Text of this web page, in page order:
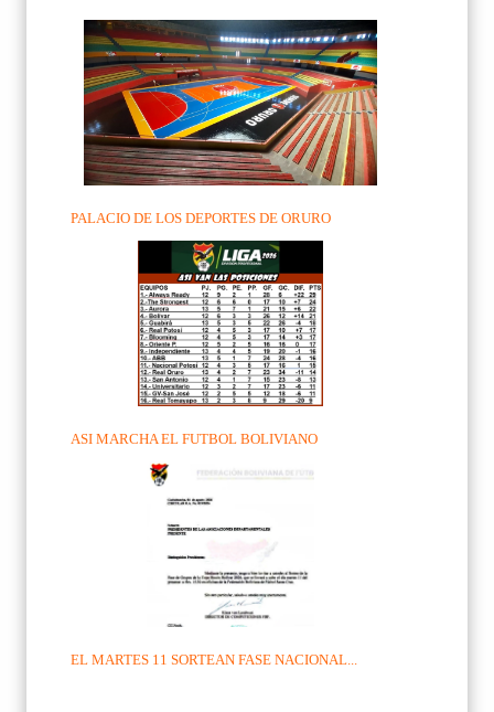
PALACIO DE LOS DEPORTES DE ORURO
ASI MARCHA EL FUTBOL BOLIVIANO
EL MARTES 11 SORTEAN FASE NACIONAL...